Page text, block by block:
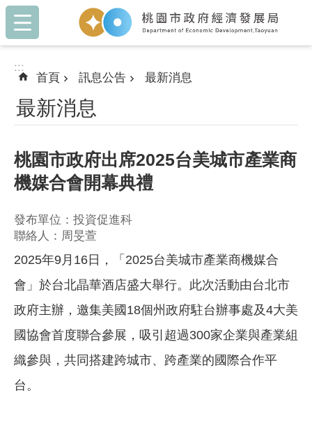
跳到主要內容區塊
:::
:::
首頁 訊息公告 最新消息
最新消息
桃園市政府出席2025台美城市產業商
機媒合會開幕典禮
發布單位：投資促進科
聯絡人：周旻萱
2025年9月16日，「2025台美城市產業商機媒合
會」於台北晶華酒店盛大舉行。此次活動由台北市
政府主辦，邀集美國18個州政府駐台辦事處及4大美
國協會首度聯合參展，吸引超過300家企業與產業組
織參與，共同搭建跨城市、跨產業的國際合作平
台。